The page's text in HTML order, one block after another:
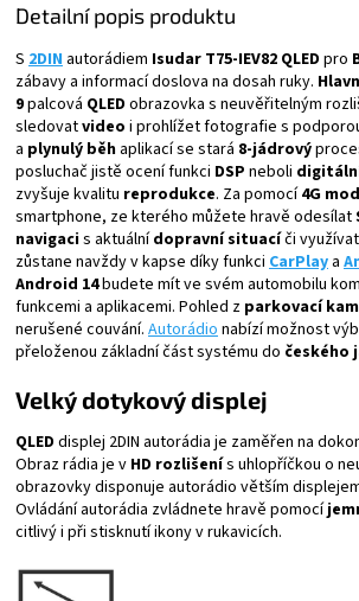
Detailní popis produktu
S 2DIN autorádiem Isudar T75-IEV82 QLED pro
zábavy a informací doslova na dosah ruky.
9palcová QLED obrazovka s neuvěřitelným
sledovatvideo i prohlížet fotografie s
a plynulý běh aplikací se stará 8-jádrový
posluchač jistě ocení funkci DSP neboli
zvyšuje kvalitu reprodukce. Za pomocí4G
smartphone, ze kterého můžete hravě odesílat
navigacis aktuálnídopravní situacíči
zůstane navždy v kapse díky funkci CarPlay a
Android 14budete mít ve svém automobilu
funkcemi a aplikacemi. Pohled z parkovací
nerušené couvání. Autorádio nabízí možnost
přeloženou základní část systému do českého
Velký dotykový displej
QLED displej 2DIN autorádia je zaměřen na
Obraz rádia je v HD rozlišenís uhlopříčkou o
obrazovky disponuje autorádio větším
Ovládání autorádia zvládnete hravě pomocí
citlivý i při stisknutí ikony v rukavicích.